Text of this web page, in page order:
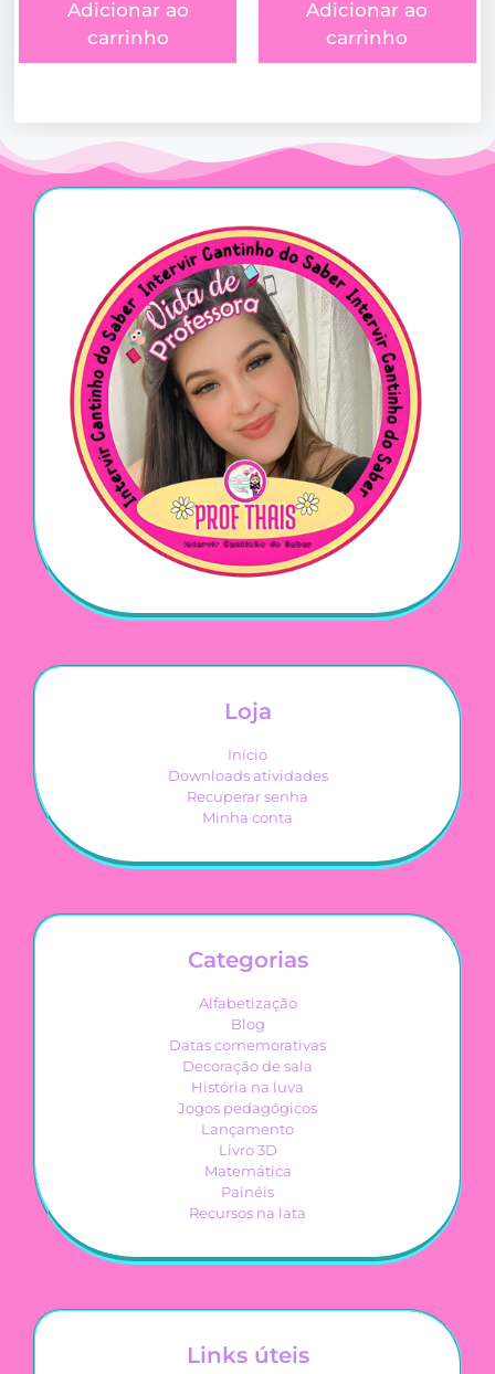
Adicionar ao
carrinho
Adicionar ao
carrinho
Loja
Início
Downloads atividades
Recuperar senha
Minha conta
Categorias
Alfabetização
Blog
Datas comemorativas
Decoração de sala
História na luva
Jogos pedagógicos
Lançamento
Livro 3D
Matemática
Painéis
Recursos na lata
Links úteis